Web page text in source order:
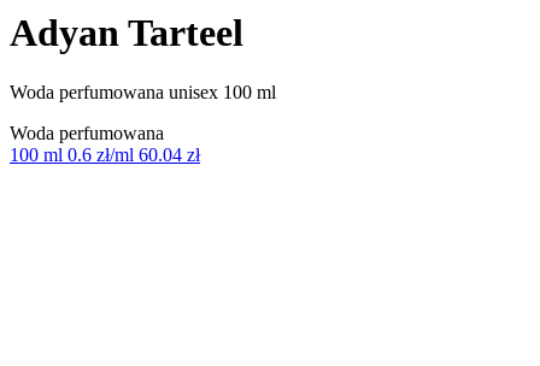
Adyan Tarteel
Woda perfumowana unisex 100 ml
Woda perfumowana
100 ml 0.6 zł/ml 60.04 zł